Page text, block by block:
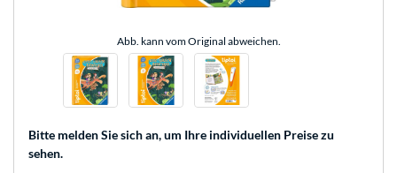
Abb. kann vom Original abweichen.
Bitte melden Sie sich an, um Ihre individuellen Preise zu
sehen.